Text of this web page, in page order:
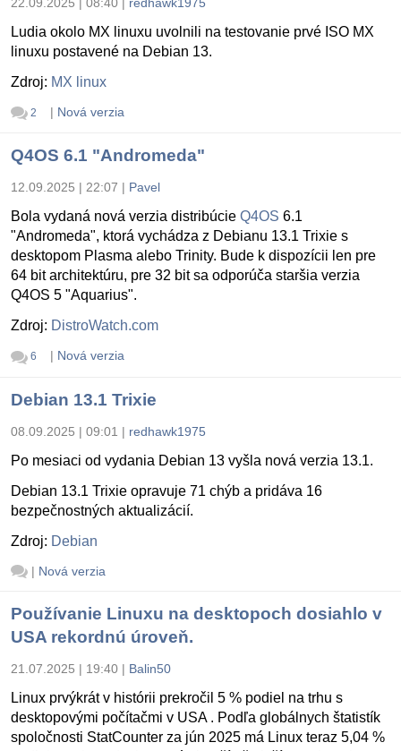
Ludia okolo MX linuxu uvolnili na testovanie prvé ISO MX
linuxu postavené na Debian 13.
Zdroj: MX linux
2 | Nová verzia
Q4OS 6.1 "Andromeda"
12.09.2025 | 22:07 | Pavel
Bola vydaná nová verzia distribúcie Q4OS 6.1
"Andromeda", ktorá vychádza z Debianu 13.1 Trixie s
desktopom Plasma alebo Trinity. Bude k dispozícii len pre
64 bit architektúru, pre 32 bit sa odporúča staršia verzia
Q4OS 5 "Aquarius".
Zdroj: DistroWatch.com
6 | Nová verzia
Debian 13.1 Trixie
08.09.2025 | 09:01 | redhawk1975
Po mesiaci od vydania Debian 13 vyšla nová verzia 13.1.
Debian 13.1 Trixie opravuje 71 chýb a pridáva 16
bezpečnostných aktualizácií.
Zdroj: Debian
| Nová verzia
Používanie Linuxu na desktopoch dosiahlo v
USA rekordnú úroveň.
21.07.2025 | 19:40 | Balin50
Linux prvýkrát v histórii prekročil 5 % podiel na trhu s
desktopovými počítačmi v USA . Podľa globálnych štatistík
spoločnosti StatCounter za jún 2025 má Linux teraz 5,04 %